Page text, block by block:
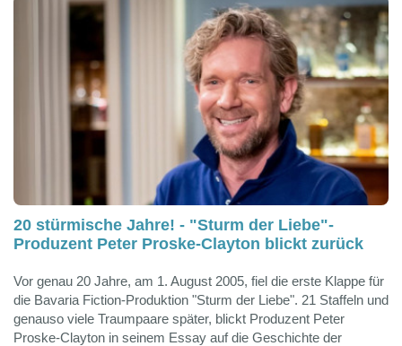
20 stürmische Jahre! - "Sturm der Liebe"-
Produzent Peter Proske-Clayton blickt zurück
Vor genau 20 Jahre, am 1. August 2005, fiel die erste Klappe für
die Bavaria Fiction-Produktion "Sturm der Liebe". 21 Staffeln und
genauso viele Traumpaare später, blickt Produzent Peter
Proske-Clayton in seinem Essay auf die Geschichte der